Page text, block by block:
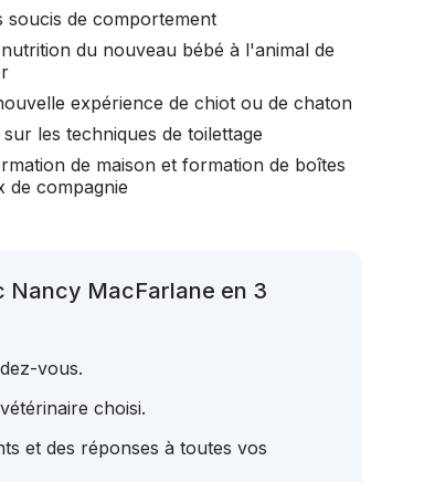
soucis de comportement
du nouveau bébé à l'animal de
expérience de chiot ou de chaton
les techniques de toilettage
de maison et formation de boîtes
de compagnie
Nancy MacFarlane en 3
vous.
choisi.
et des réponses à toutes vos